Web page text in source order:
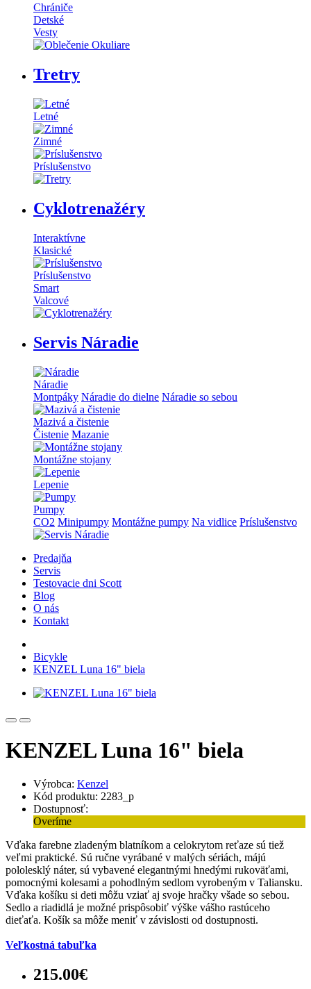
Chrániče
Detské
Vesty
Tretry
Letné
Zimné
Príslušenstvo
Cyklotrenažéry
Interaktívne
Klasické
Príslušenstvo
Smart
Valcové
Servis Náradie
Náradie
Montpáky Náradie do dielne Náradie so sebou
Mazivá a čistenie
Čistenie Mazanie
Montážne stojany
Lepenie
Pumpy
CO2 Minipumpy Montážne pumpy Na vidlice Príslušenstvo
Predajňa
Servis
Testovacie dni Scott
Blog
O nás
Kontakt
Bicykle
KENZEL Luna 16" biela
KENZEL Luna 16" biela
Výrobca: Kenzel
Kód produktu: 2283_p
Dostupnosť:
Overíme
Vďaka farebne zladeným blatníkom a celokrytom reťaze sú tiež
veľmi praktické. Sú ručne vyrábané v malých sériách, májú
pololesklý náter, sú vybavené elegantnými hnedými rukoväťami,
pomocnými kolesami a pohodlným sedlom vyrobeným v Taliansku.
Vďaka košíku si deti môžu vziať aj svoje hračky všade so sebou.
Sedlo a riadidlá je možné prispôsobiť výške vášho rastúceho
dieťaťa. Košík sa môže meniť v závislosti od dostupnosti.
Veľkostná tabuľka
215.00€